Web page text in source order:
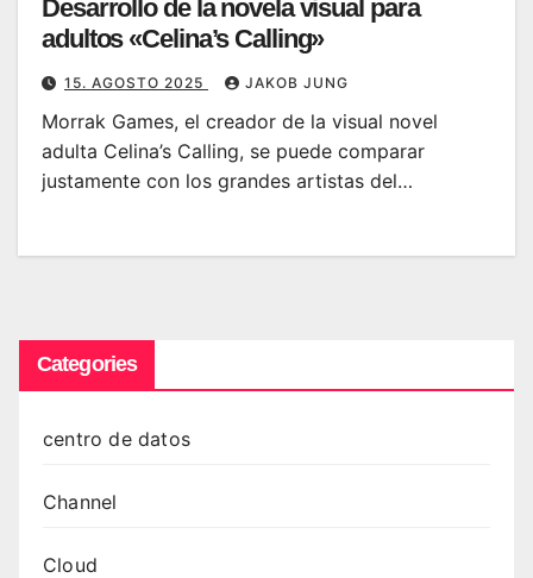
Desarrollo de la novela visual para
adultos «Celina’s Calling»
15. AGOSTO 2025 JAKOB JUNG
Morrak Games, el creador de la visual novel
adulta Celina’s Calling, se puede comparar
justamente con los grandes artistas del…
Categories
centro de datos
Channel
Cloud